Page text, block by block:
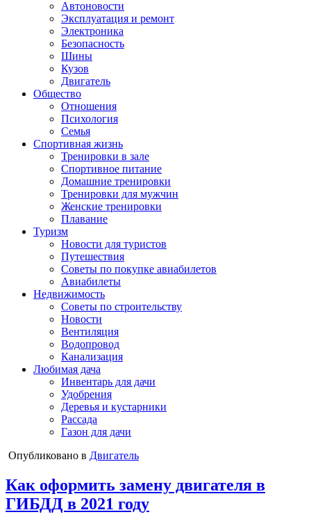
Автоновости
Эксплуатация и ремонт
Электроника
Безопасность
Шины
Кузов
Двигатель
Общество
Отношения
Психология
Семья
Спортивная жизнь
Тренировки в зале
Спортивное питание
Домашние тренировки
Тренировки для мужчин
Женские тренировки
Плавание
Туризм
Новости для туристов
Путешествия
Советы по покупке авиабилетов
Авиабилеты
Недвижимость
Советы по строительству
Новости
Вентиляция
Водопровод
Канализация
Любимая дача
Инвентарь для дачи
Удобрения
Деревья и кустарники
Рассада
Газон для дачи
Опубликовано в Двигатель
Как оформить замену двигателя в
ГИБДД в 2021 году